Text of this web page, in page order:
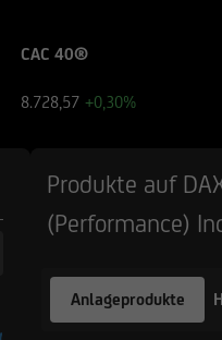
CAC 40®
8.728,57 +0,30%
Produkte auf
(Performance)
Anlageprodukte